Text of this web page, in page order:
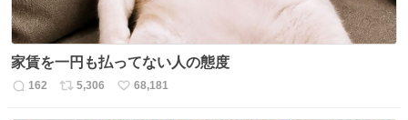
家賃を一円も払ってない人の態度
返
162
リ
5,306
い
68,181